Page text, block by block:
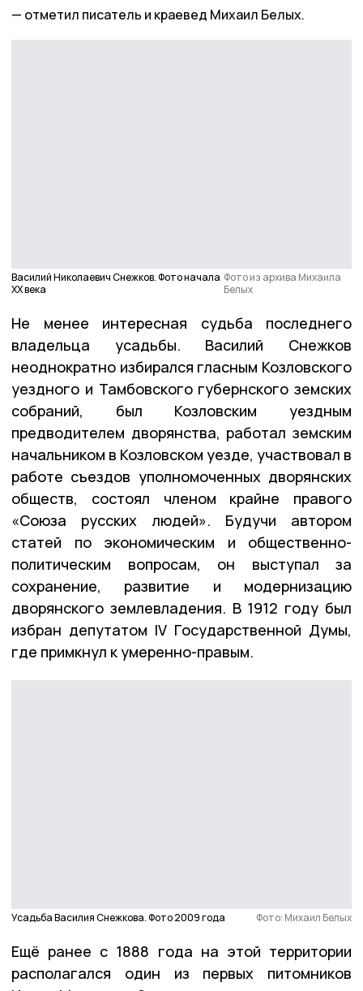
отметил писатель и краевед Михаил Белых.
Василий Николаевич Снежков. Фото начала
ХХ века
Фото из архива Михаила
Белых
Не менее интересная судьба последнего
владельца усадьбы. Василий Снежков
неоднократно избирался гласным Козловского
уездного и Тамбовского губернского земских
собраний, был Козловским уездным
предводителем дворянства, работал земским
начальником в Козловском уезде, участвовал в
работе съездов уполномоченных дворянских
обществ, состоял членом крайне правого
«Союза русских людей». Будучи автором
статей по экономическим и общественно-
политическим вопросам, он выступал за
сохранение, развитие и модернизацию
дворянского землевладения. В 1912 году был
избран депутатом IV Государственной Думы,
где примкнул к умеренно-правым.
Усадьба Василия Снежкова. Фото 2009 года Фото: Михаил Белых
Ещё ранее с 1888 года на этой территории
располагался один из первых питомников